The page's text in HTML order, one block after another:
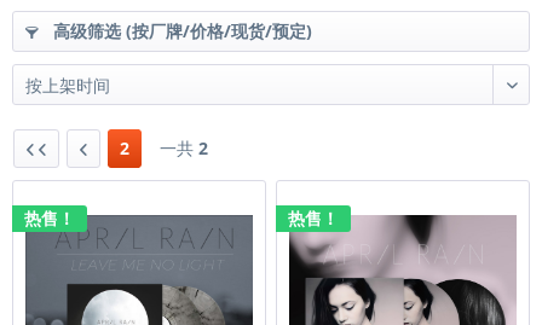
高级筛选 (按厂牌/价格/现货/预定)
2 一共 2
热售！ 热售！